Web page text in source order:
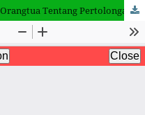
Gambaran Tingkat Pengetahuan Orangtua Tentang Pertolongan Pertama Kejang Demam pada Anak Di RSUP. H. Adam Malik Medan 2022